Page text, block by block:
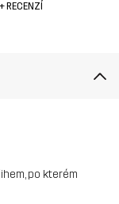
RECENZÍ
po kterém